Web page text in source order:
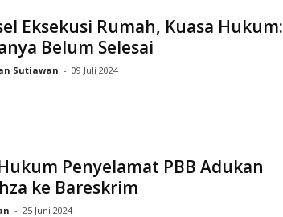
Eksekusi Rumah, Kuasa Hukum:
Belum Selesai
Sutiawan - 09 Juli 2024
Penyelamat PBB Adukan
ke Bareskrim
- 25 Juni 2024